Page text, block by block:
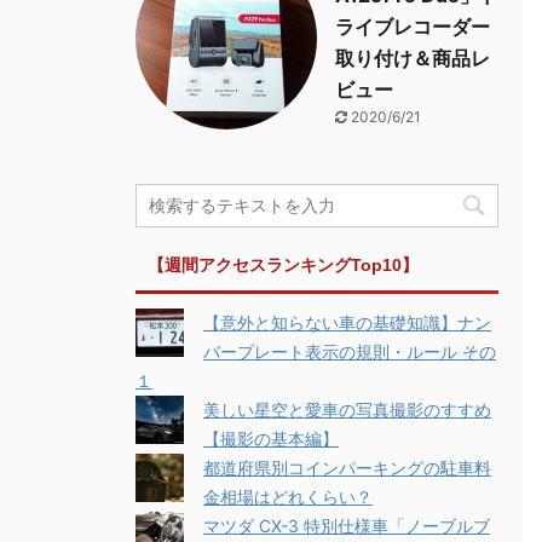
ライブレコーダー
取り付け＆商品レ
ビュー
2020/6/21
【週間アクセスランキングTop10】
【意外と知らない車の基礎知識】ナン
バープレート表示の規則・ルール その
１
美しい星空と愛車の写真撮影のすすめ
【撮影の基本編】
都道府県別コインパーキングの駐車料
金相場はどれくらい？
マツダ CX-3 特別仕様車「ノーブルブ